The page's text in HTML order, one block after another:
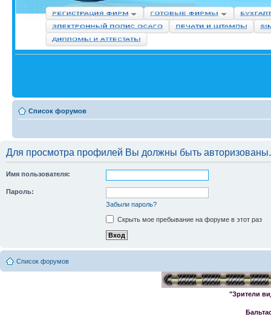
Список форумов
Для просмотра профилей Вы должны быть авторизованы.
Имя пользователя:
Пароль:
Забыли пароль?
Скрыть мое пребывание на форуме в этот раз
Список форумов
"Зрители